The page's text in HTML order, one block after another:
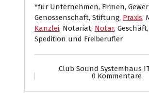
*für Unternehmen, Firmen,
Genossenschaft, Stiftung, Praxis,
Kanzlei, Notariat, Notar,
Spedition und Freiberufler
Club Sound Systemhaus
0 Kommentare